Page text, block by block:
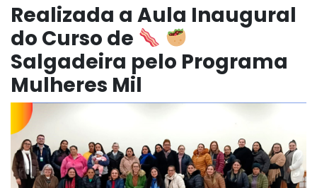
Realizada a Aula Inaugural
do Curso de
Salgadeira pelo Programa
Mulheres Mil